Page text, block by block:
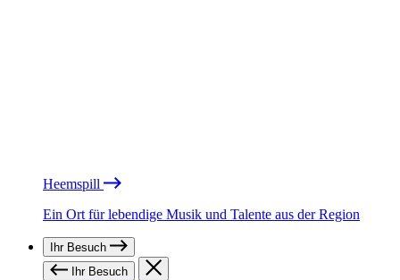
Heemspill
Ein Ort für lebendige Musik und Talente aus der Region
Ihr Besuch
Ihr Besuch